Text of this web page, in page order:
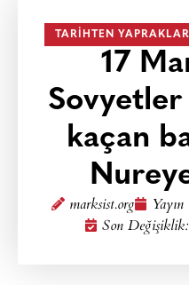
TARIHTEN YAPRAKLAR
17
Sovyetler
kaçan
marksist.org
Son